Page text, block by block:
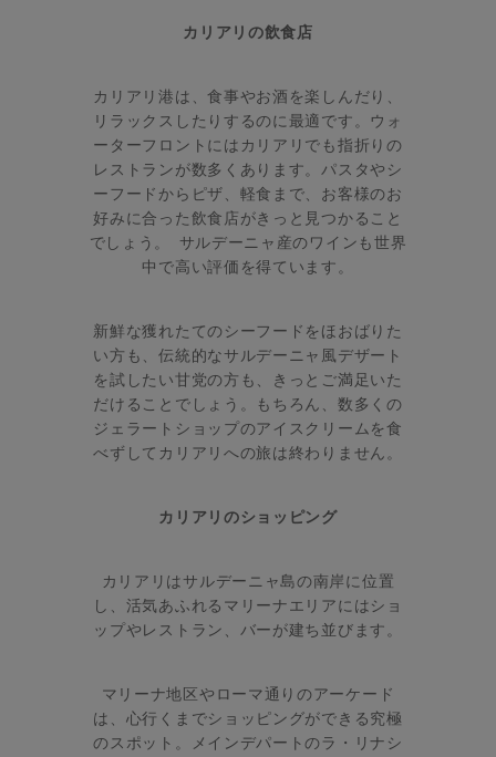
カリアリの飲食店
カリアリ港は、食事やお酒を楽しんだり、
リラックスしたりするのに最適です。ウォ
ーターフロントにはカリアリでも指折りの
レストランが数多くあります。パスタやシ
ーフードからピザ、軽食まで、お客様のお
好みに合った飲食店がきっと見つかること
でしょう。 サルデーニャ産のワインも世界
中で高い評価を得ています。
新鮮な獲れたてのシーフードをほおばりた
い方も、伝統的なサルデーニャ風デザート
を試したい甘党の方も、きっとご満足いた
だけることでしょう。もちろん、数多くの
ジェラートショップのアイスクリームを食
べずしてカリアリへの旅は終わりません。
カリアリのショッピング
カリアリはサルデーニャ島の南岸に位置
し、活気あふれるマリーナエリアにはショ
ップやレストラン、バーが建ち並びます。
マリーナ地区やローマ通りのアーケード
は、心行くまでショッピングができる究極
のスポット。メインデパートのラ・リナシ